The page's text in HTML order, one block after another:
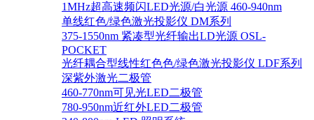
1MHz超高速频闪LED光源/白光源 460-940nm
单线红色/绿色激光投影仪 DM系列
375-1550nm 紧凑型光纤输出LD光源 OSL-
POCKET
光纤耦合型线性红色色/绿色激光投影仪 LDF系列
深紫外激光二极管
460-770nm可见光LED二极管
780-950nm近红外LED二极管